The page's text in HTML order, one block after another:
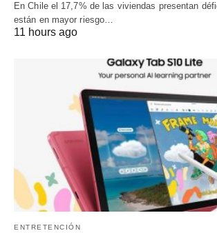
En Chile el 17,7% de las viviendas presentan
están en mayor riesgo…
11 hours ago
ENTRETENCIÓN